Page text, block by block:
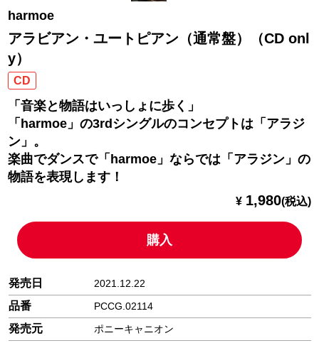
harmoe
アラビアン・ユートピアン（通常盤）（CD onl
y）
CD
「音楽と物語はいっしょに歩く」
「harmoe」の3rdシングルのコンセプトは「アラジ
ン」。
楽曲でダンスで「harmoe」ならでは「アラジン」の
物語を表現します！
¥ 1,980(税込)
購入
発売日 2021.12.22
品番 PCCG.02114
発売元 ポニーキャニオン